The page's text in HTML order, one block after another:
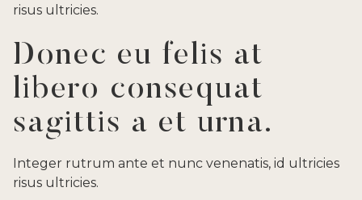
risus ultricies.
Donec eu felis at
libero consequat
sagittis a et urna.
Integer rutrum ante et nunc venenatis, id ultricies
risus ultricies.